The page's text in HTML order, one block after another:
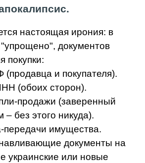
настоящая ирония: в
"упрощено", документов
покупки:
(продавца и покупателя).
(обоих сторон).
продажи (заверенный
– без этого никуда).
передачи имущества.
документы на
украинские или новые